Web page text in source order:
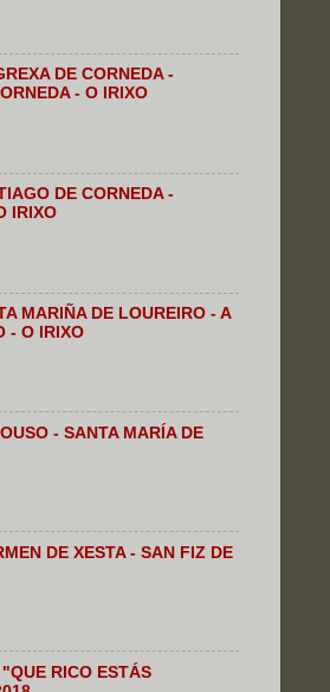
DE CORNEDA -
- O IRIXO
DE CORNEDA -
IRIXO
MARIÑA DE LOUREIRO - A
- O IRIXO
- SANTA MARÍA DE
DE XESTA - SAN FIZ DE
RICO ESTÁS